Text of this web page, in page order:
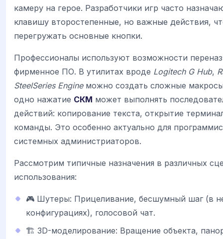
камеру на герое. Разработчики игр часто
клавишу второстепенные, но важные действия,
перегружать основные кнопки.
Профессионалы используют возможности
фирменное ПО. В утилитах вроде Logitech G Hub,
SteelSeries Engineможно создать сложные
одно нажатие СКМ может выполнять
действий: копирование текста, открытие
команды. Это особенно актуально для
системных администриаторов.
Рассмотрим типичные назначения в различных
использования:
🎮 Шутеры: Прицеливание, бесшумный шаг (в
конфигурациях), голосовой чат.
🏗️ 3D-моделирование: Вращение объекта,